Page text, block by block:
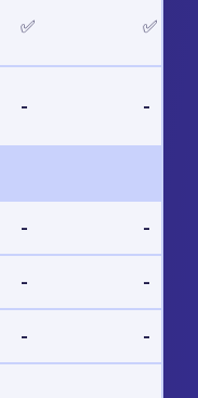
✅ ✅
- -
- -
- -
- -